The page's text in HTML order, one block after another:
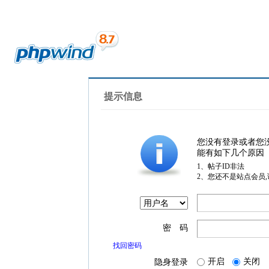
提示信息
您没有登录或者您
能有如下几个原因
1、帖子ID非法
2、您还不是站点会员
密 码
找回密码
隐身登录 开启 关闭